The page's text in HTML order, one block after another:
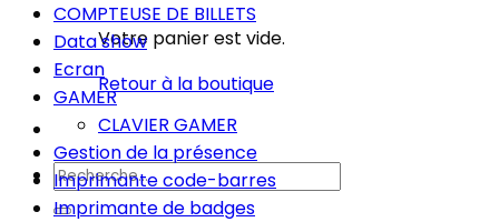
Votre panier est vide.
Retour à la boutique
Recherche
pour :
COMPTEUSE DE BILLETS
Data show
Ecran
GAMER
CLAVIER GAMER
Gestion de la présence
Imprimante code-barres
Imprimante de badges